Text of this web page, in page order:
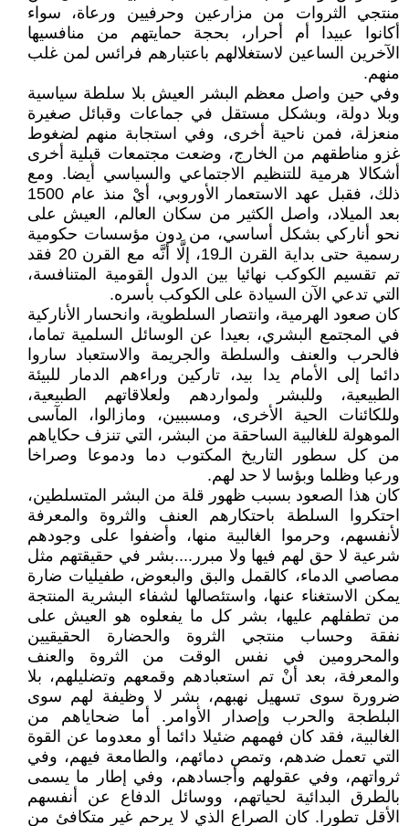
منتجي الثروات من مزارعين وحرفيين ورعاة، سواء
أكانوا عبيدا أم أحرار، بحجة حمايتهم من منافسيها
الآخرين الساعين لاستغلالهم باعتبارهم فرائس لمن غلب
منهم.
وفي حين واصل معظم البشر العيش بلا سلطة سياسية
وبلا دولة، وبشكل مستقل في جماعات وقبائل صغيرة
منعزلة، فمن ناحية أخرى، وفي استجابة منهم لضغوط
غزو مناطقهم من الخارج، وضعت مجتمعات قبلية أخرى
أشكالا هرمية للتنظيم الاجتماعي والسياسي أيضا. ومع
ذلك، فقبل عهد الاستعمار الأوروبي، أيْ منذ عام 1500
بعد الميلاد، واصل الكثير من سكان العالم، العيش على
نحو أناركي بشكل أساسي، من دون مؤسسات حكومية
رسمية حتى بداية القرن الـ19، إلَّا أنَّه مع القرن 20 فقد
تم تقسيم الكوكب نهائيا بين الدول القومية المتنافسة،
التي تدعي الآن السيادة على الكوكب بأسره.
كان صعود الهرمية، وانتصار السلطوية، وانحسار الأناركية
في المجتمع البشري، بعيدا عن الوسائل السلمية تماما،
فالحرب والعنف والسلطة والجريمة والاستعباد ساروا
دائما إلى الأمام يدا بيد، تاركين وراءهم الدمار للبيئة
الطبيعية، وللبشر ولمواردهم ولعلاقاتهم الطبيعية،
وللكائنات الحية الأخرى، ومسببين، ومازالوا، المآسى
الموهولة للغالبية الساحقة من البشر، التي تنزف حكاياهم
من كل سطور التاريخ المكتوب دما ودموعا وصراخا
ورعبا وظلما وبؤسا لا حد لهم.
كان هذا الصعود بسبب ظهور قلة من البشر المتسلطين،
احتكروا السلطة باحتكارهم العنف والثروة والمعرفة
لأنفسهم، وحرموا الغالبية منها، وأضفوا على وجودهم
شرعية لا حق لهم فيها ولا مبرر....بشر في حقيقتهم مثل
مصاصي الدماء، كالقمل والبق والبعوض، طفيليات ضارة
يمكن الاستغناء عنها، واستئصالها لشفاء البشرية المنتجة
من تطفلهم عليها، بشر كل ما يفعلوه هو العيش على
نفقة وحساب منتجي الثروة والحضارة الحقيقيين
والمحرومين في نفس الوقت من الثروة والعنف
والمعرفة، بعد أنْ تم استعبادهم وقمعهم وتضليلهم، بلا
ضرورة سوى تسهيل نهبهم، بشر لا وظيفة لهم سوى
البلطجة والحرب وإصدار الأوامر. أما ضحاياهم من
الغالبية، فقد كان فهمهم ضئيلا دائما أو معدوما عن القوة
التي تعمل ضدهم، وتمص دمائهم، والطامعة فيهم، وفي
ثرواتهم، وفي عقولهم وأجسادهم، وفي إطار ما يسمى
بالطرق البدائية لحياتهم، ووسائل الدفاع عن أنفسهم
الأقل تطورا. كان الصراع الذي لا يرحم غير متكافئ من